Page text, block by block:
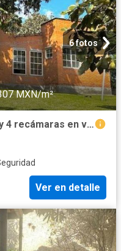
6 fotos
MXN/m²
Casa con 1300 m² de terreno y 4 recámaras en venta en El Palomar
Ver en detalle